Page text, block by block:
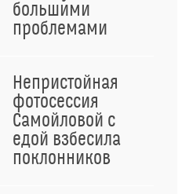
большими
проблемами
Непристойная
фотосессия
Самойловой с
едой взбесила
поклонников